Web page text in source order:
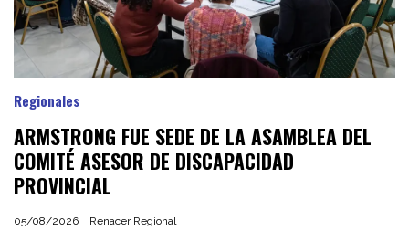
ARMSTRONG FUE SEDE DE LA ASAMBLEA DEL
COMITÉ ASESOR DE DISCAPACIDAD
PROVINCIAL
Renacer Regional
Regionales
05/08/2026